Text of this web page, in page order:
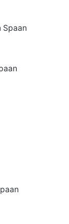
Spaan